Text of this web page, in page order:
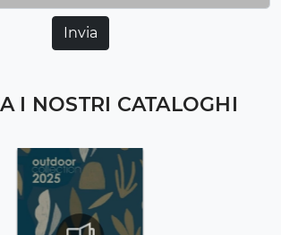
I NOSTRI CATALOGHI
Invia